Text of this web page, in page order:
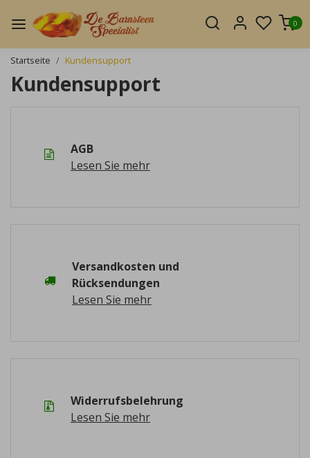
0
Startseite Kundensupport
Kundensupport
AGB
Lesen Sie mehr
Versandkosten und
Rücksendungen
Lesen Sie mehr
Widerrufsbelehrung
Lesen Sie mehr